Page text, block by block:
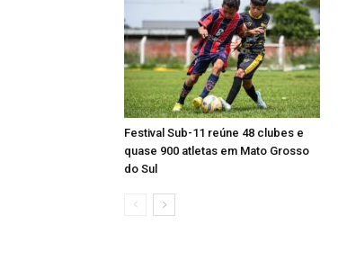
Festival Sub-11 reúne 48 clubes e
quase 900 atletas em Mato Grosso
do Sul